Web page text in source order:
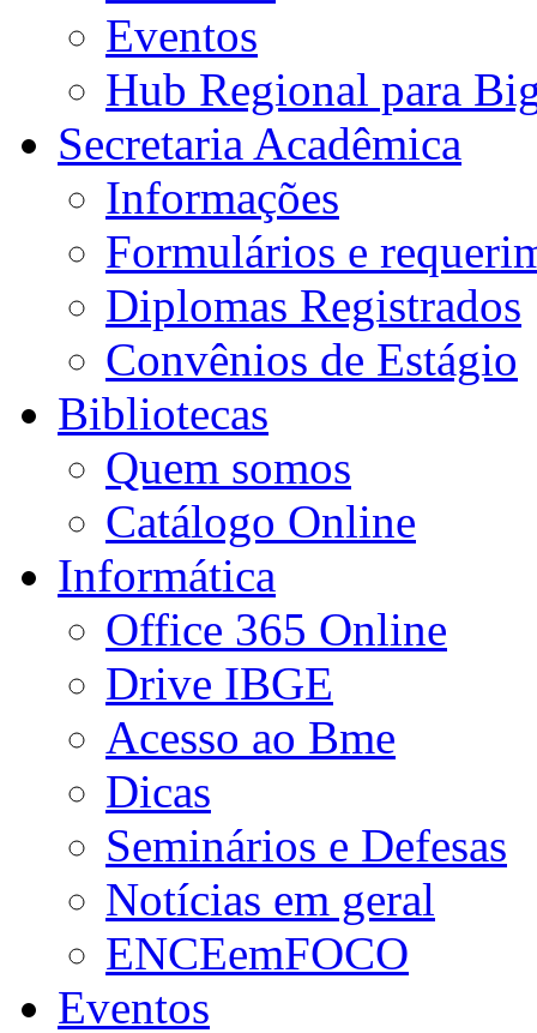
Eventos
Hub Regional para
Secretaria Acadêmica
Informações
Formulários e
Diplomas Registrados
Convênios de Estágio
Bibliotecas
Quem somos
Catálogo Online
Informática
Office 365 Online
Drive IBGE
Acesso ao Bme
Dicas
Seminários e Defesas
Notícias em geral
ENCEemFOCO
Eventos